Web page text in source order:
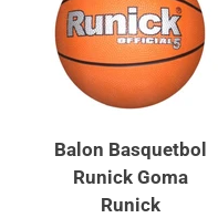
Balon Basquetbol
Runick Goma
Runick